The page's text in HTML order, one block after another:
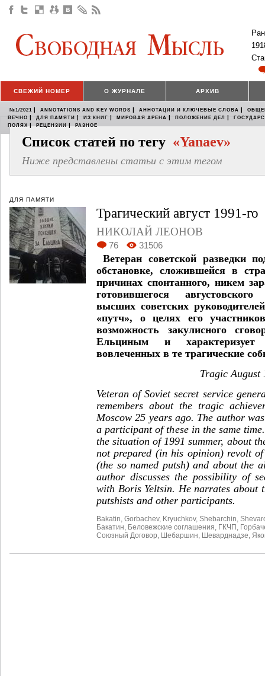
СВЕЖИЙ НОМЕР О ЖУРНАЛЕ АРХИВ
№1/2021 | ANNOTATIONS AND KEY WORDS | АННОТАЦИИ И КЛЮЧЕВЫЕ СЛОВА |
ВЕЧНО | ДЛЯ ПАМЯТИ | ИЗ КНИГ | МИРОВАЯ АРЕНА | ПОЛОЖЕНИЕ ДЕЛ |
ПОЛЯХ | РЕЦЕНЗИИ | РАЗНОЕ
Список статей по тегу «Yanaev»
Ниже представлены статьи с этим тегом
ДЛЯ ПАМЯТИ
Трагический август 1991-го
НИКОЛАЙ ЛЕОНОВ
76 31506
Ветеран советской разведки
обстановке, сложившейся в
причинах спонтанного, никем
готовившегося
высших советских
«путч», о целях его
возможность закулисного
Ельциным и характеризует
вовлеченных в те трагические
Tragic August
Veteran of Soviet secret service
remembers about the tragic
Moscow 25 years ago. The author
a participant of these in the same
the situation of 1991 summer, about
not prepared (in his opinion) revolt
(the so named putsh) and about the
author discusses the possibility of
with Boris Yeltsin. He narrates about
putshists and other participants.
Bakatin Gorbachev, Kryuchkov, Shebarchin
Бакатин Беловежские соглашения ГКЧП
Союзный Договор Шебаршин Шеварднадзе